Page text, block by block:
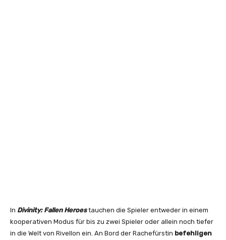
In Divinity: Fallen Heroestauchen die Spieler entweder in einem
kooperativen Modus für bis zu zwei Spieler oder allein noch tiefer
in die Welt von Rivellon ein. An Bord der Rachefürstin befehligen